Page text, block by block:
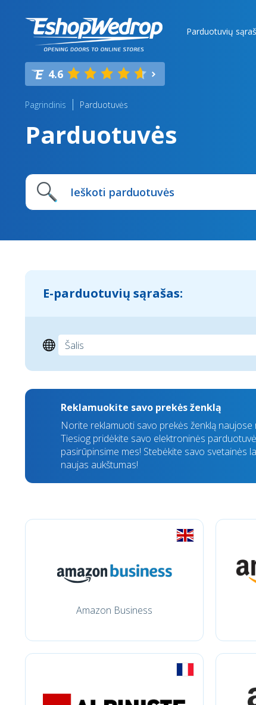
Parduotuvių
4.6
Pagrindinis Parduotuvės
Parduotuvės
E-parduotuvių sąrašas:
Reklamuokite savo prekės ženklą
Norite reklamuoti savo prekės ženklą naujose
Tiesiog pridėkite savo elektroninės
pasirūpinsime mes! Stebėkite savo svetainės
naujas aukštumas!
Amazon Business